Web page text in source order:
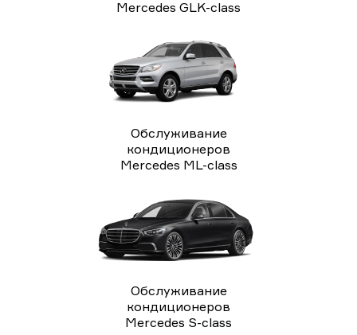
Mercedes GLK-class
Обслуживание
кондиционеров
Mercedes ML-class
Обслуживание
кондиционеров
Mercedes S-class